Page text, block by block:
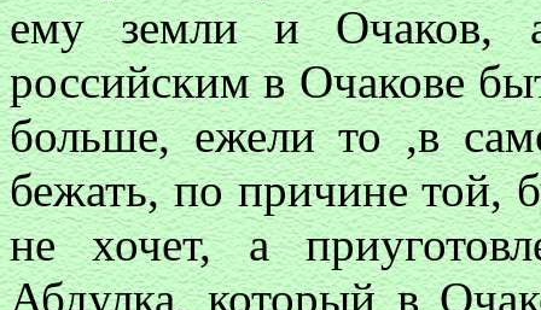
ему земли и Очаков,
российским в Очакове
больше, ежели то ,в
бежать, по причине той,
не хочет, а
Абдулка, который в